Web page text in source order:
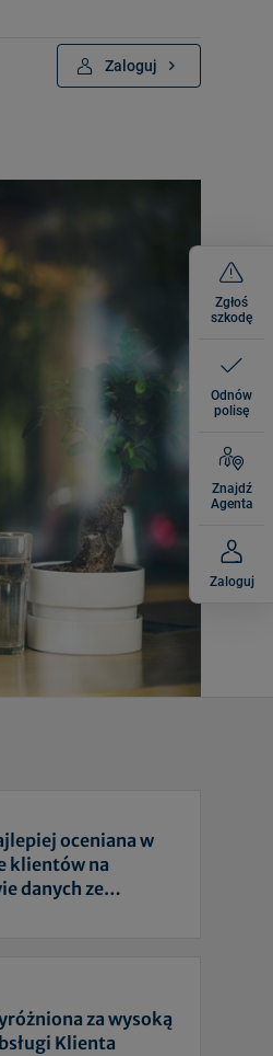
Zaloguj
oceniana w
klientów na
danych ze
za wysoką
Klienta
Zgłoś
szkodę
Odnów
polisę
Znajdź
Agenta
Zaloguj